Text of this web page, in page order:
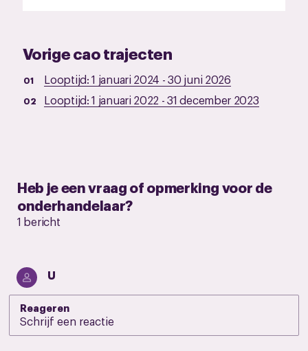
Vorige cao trajecten
Looptijd:1 januari 2024 -30 juni 2026
Looptijd:1 januari 2022 -31 december 2023
Heb je een vraag of opmerking voor de
onderhandelaar?
1 bericht
U
Reageren